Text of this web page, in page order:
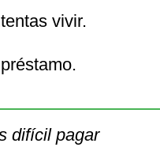
vivir.
difícil pagar